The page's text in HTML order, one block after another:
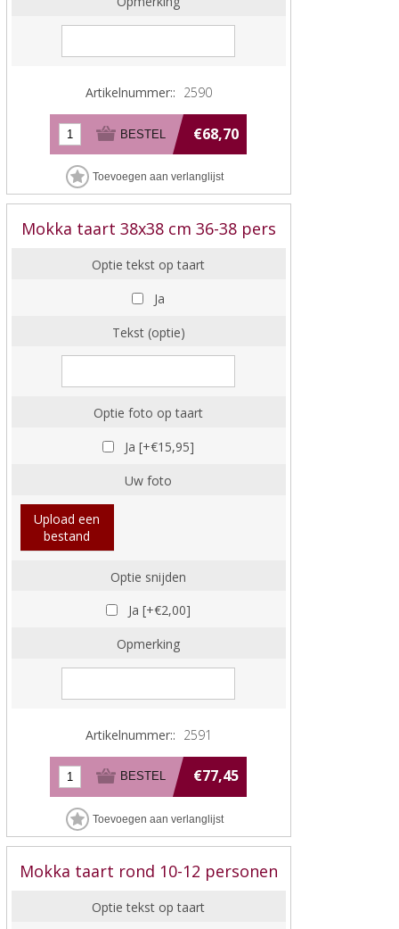
Artikelnummer:: 2590
€68,70
Mokka taart 38x38 cm 36-38 pers
Optie tekst op taart
Ja
Tekst (optie)
Optie foto op taart
Ja [+€15,95]
Uw foto
Upload een
bestand
Optie snijden
Ja [+€2,00]
Opmerking
Artikelnummer:: 2591
€77,45
Mokka taart rond 10-12 personen
Optie tekst op taart